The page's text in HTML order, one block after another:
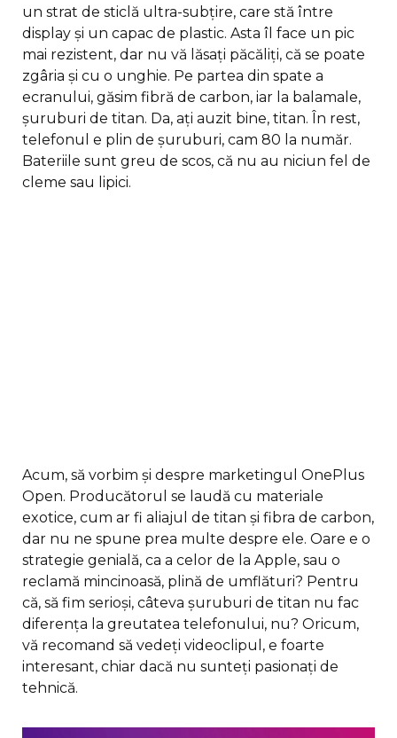
un strat de sticlă ultra-subțire, care stă între
display și un capac de plastic. Asta îl face un pic
mai rezistent, dar nu vă lăsați păcăliți, că se poate
zgâria și cu o unghie. Pe partea din spate a
ecranului, găsim fibră de carbon, iar la balamale,
șuruburi de titan. Da, ați auzit bine, titan. În rest,
telefonul e plin de șuruburi, cam 80 la număr.
Bateriile sunt greu de scos, că nu au niciun fel de
cleme sau lipici.
Acum, să vorbim și despre marketingul OnePlus
Open. Producătorul se laudă cu materiale
exotice, cum ar fi aliajul de titan și fibra de carbon,
dar nu ne spune prea multe despre ele. Oare e o
strategie genială, ca a celor de la Apple, sau o
reclamă mincinoasă, plină de umflături? Pentru
că, să fim serioși, câteva șuruburi de titan nu fac
diferența la greutatea telefonului, nu? Oricum,
vă recomand să vedeți videoclipul, e foarte
interesant, chiar dacă nu sunteți pasionați de
tehnică.